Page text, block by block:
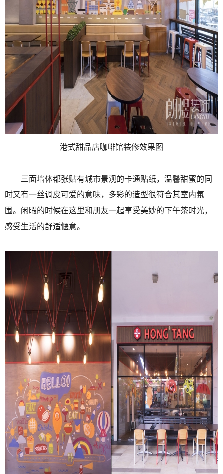
港式甜品店咖啡馆装修效果图
三面墙体都张贴有城市景观的卡通贴纸，温馨甜蜜的同
时又有一丝调皮可爱的意味，多彩的造型很符合其室内氛
围。闲暇的时候在这里和朋友一起享受美妙的下午茶时光，
感受生活的舒适惬意。